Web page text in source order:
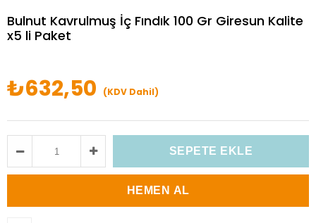
Bulnut Kavrulmuş İç Fındık 100 Gr Giresun Kalite
x5 li Paket
₺632,50 (KDV Dahil)